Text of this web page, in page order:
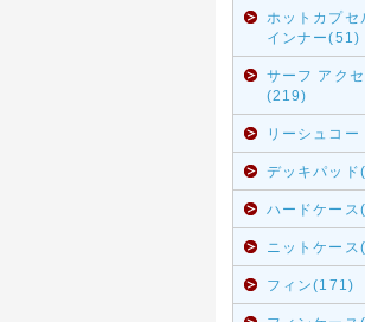
ホットカプセ
インナー(51)
サーフ アク
(219)
リーシュコ
デッキパッド
ハードケー
ニットケース
フィン(171)